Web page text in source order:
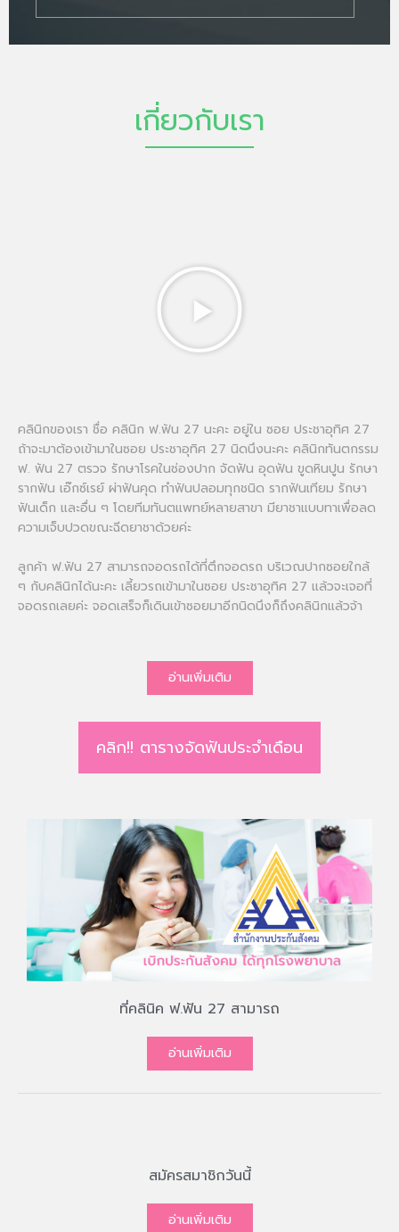
เกี่ยวกับเรา
คลินิกของเรา ชื่อ คลินิก ฟ.ฟัน 27 นะคะ อยู่ใน ซอย ประชาอุทิศ 27
ถ้าจะมาต้องเข้ามาในซอย ประชาอุทิศ 27 นิดนึงนะคะ คลินิกทันตกรรม
ฟ. ฟัน 27 ตรวจ รักษาโรคในช่องปาก จัดฟัน อุดฟัน ขูดหินปูน รักษา
รากฟัน เอ๊กซ์เรย์ ผ่าฟันคุด ทำฟันปลอมทุกชนิด รากฟันเทียม รักษา
ฟันเด็ก และอื่น ๆ โดยทีมทันตแพทย์หลายสาขา มียาชาแบบทาเพื่อลด
ความเจ็บปวดขณะฉีดยาชาด้วยค่ะ
ลูกค้า ฟ.ฟัน 27 สามารถจอดรถได้ที่ตึกจอดรถ บริเวณปากซอยใกล้
ๆ กับคลินิกได้นะคะ เลี้ยวรถเข้ามาในซอย ประชาอุทิศ 27 แล้วจะเจอที่
จอดรถเลยค่ะ จอดเสร็จก็เดินเข้าซอยมาอีกนิดนึงก็ถึงคลินิกแล้วจ้า
อ่านเพิ่มเติม
คลิก!! ตารางจัดฟันประจำเดือน
ที่คลินิค ฟ.ฟัน 27 สามารถ
อ่านเพิ่มเติม
สมัครสมาชิกวันนี้
อ่านเพิ่มเติม